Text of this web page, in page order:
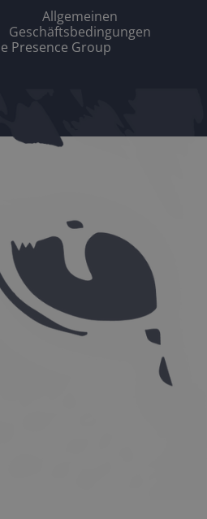
Allgemeinen
Geschäftsbedingungen
Presence Group